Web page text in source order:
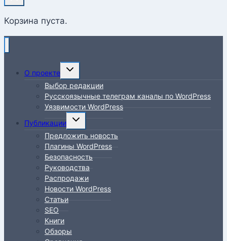
Корзина пуста.
О проекте
Переключить
дочернее
меню
Выбор редакции
Русскоязычные телеграм каналы по WordPress
Уязвимости WordPress
Публикации
Переключить
дочернее
меню
Предложить новость
Плагины WordPress
Безопасность
Руководства
Распродажи
Новости WordPress
Статьи
SEO
Книги
Обзоры